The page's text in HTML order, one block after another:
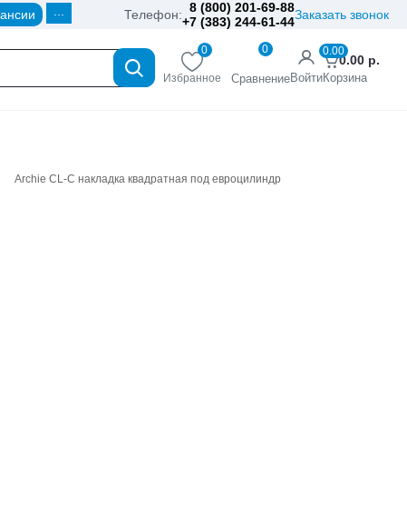
Телефон: 8 (800) 201-69-88
+7 (383) 244-61-44Заказать звонок
0
Избранное Сравнение
0
Войти
0.00
0.00 р.
Корзина
Archie CL-C накладка квадратная под евроцилиндр